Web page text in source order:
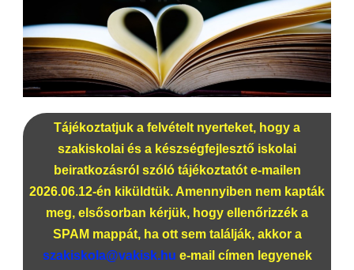
Tájékoztatjuk a felvételt nyerteket, hogy a
szakiskolai és a készségfejlesztő iskolai
beiratkozásról szóló tájékoztatót e-mailen
2026.06.12-én kiküldtük. Amennyiben nem kapták
meg, elsősorban kérjük, hogy ellenőrizzék a
SPAM mappát, ha ott sem találják, akkor a
szakiskola@vakisk.hu e-mail címen legyenek